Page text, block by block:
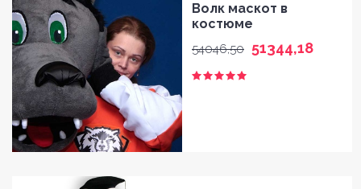
Волк маскот в
костюме
54046,50 51344,18